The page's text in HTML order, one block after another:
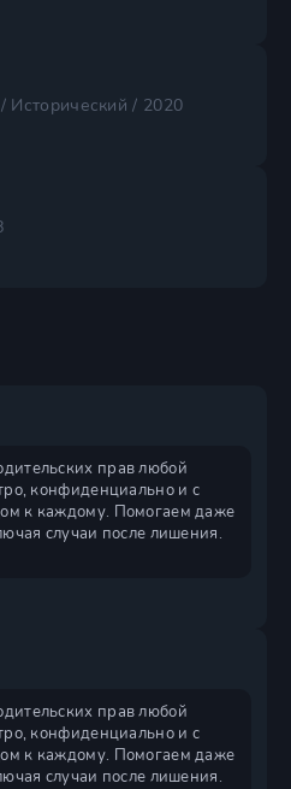
/ 2020
прав любой
конфиденциально и с
к каждому. Помогаем даже
случаи после лишения.
прав любой
конфиденциально и с
к каждому. Помогаем даже
случаи после лишения.